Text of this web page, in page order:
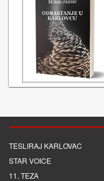
TESLIRAJ KARLOVAC
STAR VOICE
11. TEZA